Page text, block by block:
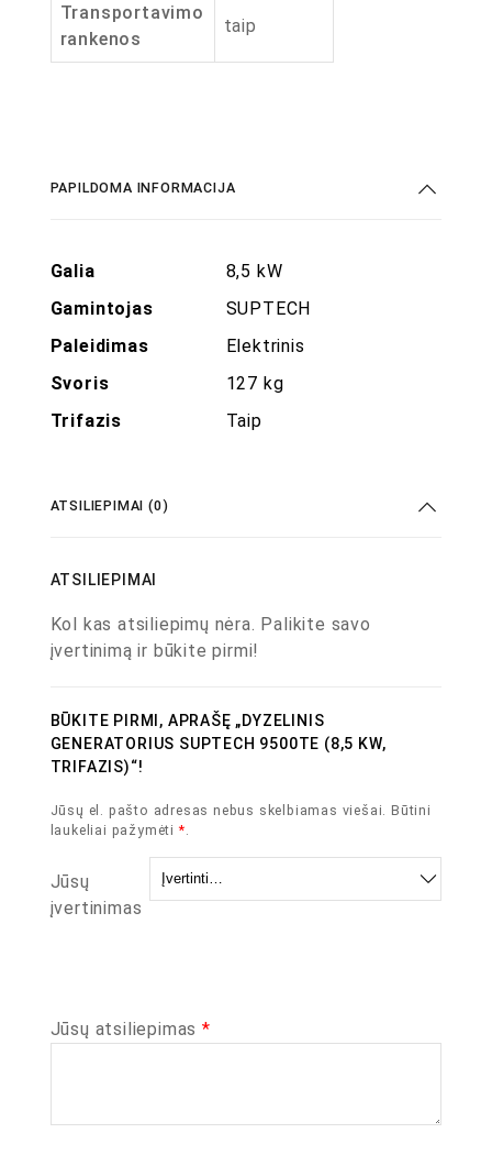
Transportavimo
rankenos
taip
PAPILDOMA INFORMACIJA
Galia
8,5 kW
Gamintojas
SUPTECH
Paleidimas
Elektrinis
Svoris
127 kg
Trifazis
Taip
ATSILIEPIMAI (0)
ATSILIEPIMAI
Kol kas atsiliepimų nėra. Palikite savo
įvertinimą ir būkite pirmi!
BŪKITE PIRMI, APRAŠĘ „DYZELINIS
GENERATORIUS SUPTECH 9500TE (8,5 KW,
TRIFAZIS)“!
Jūsų el. pašto adresas nebus skelbiamas viešai. Būtini
laukeliai pažymėti *
Jūsų
įvertinimas
Jūsų atsiliepimas *